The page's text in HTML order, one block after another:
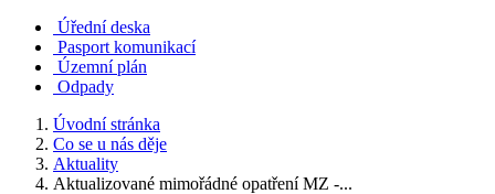
Úřední deska
Pasport komunikací
Územní plán
Odpady
Úvodní stránka
Co se u nás děje
Aktuality
Aktualizované mimořádné opatření MZ -...